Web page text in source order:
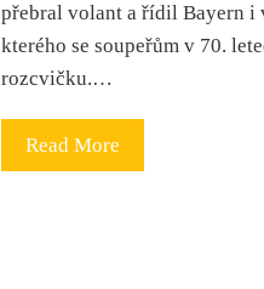
přebral volant a řídil Bayern i
kterého se soupeřům v 70.
rozcvičku.…
Read More